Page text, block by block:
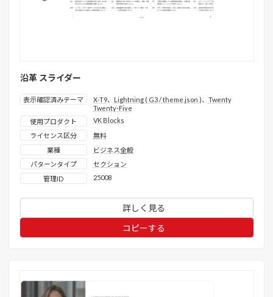
沿革 スライダー
表示確認済みテーマ X-T9、 Lightning ( G3 / theme.json )、 Twenty
Twenty-Five
使用プロダクト
VK Blocks
ライセンス区分
無料
業種
ビジネス全般
パターンタイプ
セクション
管理ID
25008
詳しく見る
コピーする